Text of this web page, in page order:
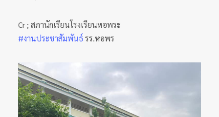
Cr ; สภานักเรียนโรงเรียนหอพระ
#งานประชาสัมพันธ์รร.หอพร